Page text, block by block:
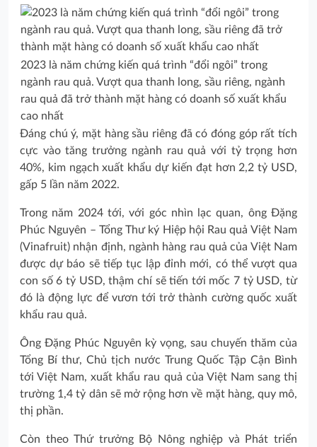
2023 là năm chứng kiến quá trình “đổi ngôi” trong
ngành rau quả. Vượt qua thanh long, sầu riêng, ngành
rau quả đã trở thành mặt hàng có doanh số xuất khẩu
cao nhất
Đáng chú ý, mặt hàng sầu riêng đã có đóng góp rất tích
cực vào tăng trưởng ngành rau quả với tỷ trọng hơn
40%, kim ngạch xuất khẩu dự kiến đạt hơn 2,2 tỷ USD,
gấp 5 lần năm 2022.
Trong năm 2024 tới, với góc nhìn lạc quan, ông Đặng
Phúc Nguyên – Tổng Thư ký Hiệp hội Rau quả Việt Nam
(Vinafruit) nhận định, ngành hàng rau quả của Việt Nam
được dự báo sẽ tiếp tục lập đỉnh mới, có thể vượt qua
con số 6 tỷ USD, thậm chí sẽ tiến tới mốc 7 tỷ USD, từ
đó là động lực để vươn tới trở thành cường quốc xuất
khẩu rau quả.
Ông Đặng Phúc Nguyên kỳ vọng, sau chuyến thăm của
Tổng Bí thư, Chủ tịch nước Trung Quốc Tập Cận Bình
tới Việt Nam, xuất khẩu rau quả của Việt Nam sang thị
trường 1,4 tỷ dân sẽ mở rộng hơn về mặt hàng, quy mô,
thị phần.
Còn theo Thứ trưởng Bộ Nông nghiệp và Phát triển